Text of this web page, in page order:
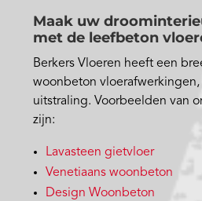
Maak uw
met de leefbeton
Berkers Vloeren heeft een
woonbeton
uitstraling. Voorbeelden van
zijn:
Lavasteen gietvloer
Venetiaans woonbeton
Design Woonbeton